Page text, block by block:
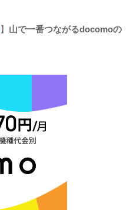
】 山で一番つながるdocomoの